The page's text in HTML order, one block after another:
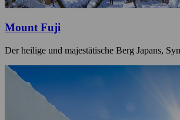
Mount Fuji
Der heilige und majestätische Berg Japans,